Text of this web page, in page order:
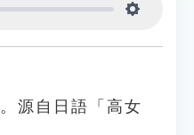
源自日語「高女